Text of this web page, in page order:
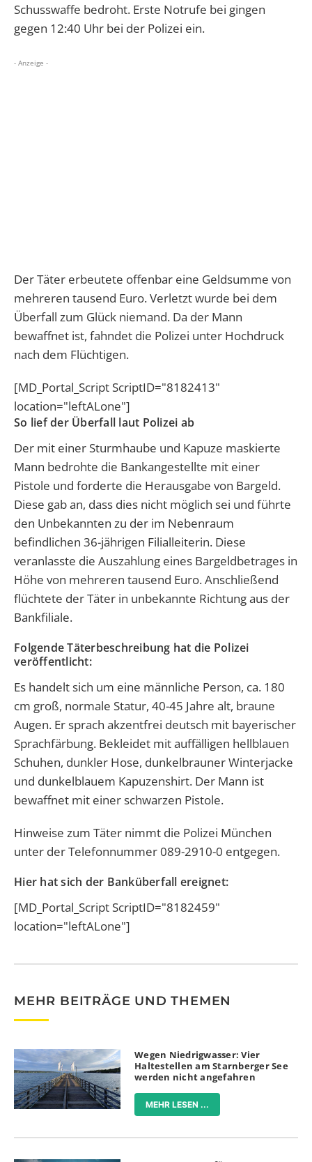
Schusswaffe bedroht. Erste Notrufe bei gingen
gegen 12:40 Uhr bei der Polizei ein.
- Anzeige -
Der Täter erbeutete offenbar eine Geldsumme von
mehreren tausend Euro. Verletzt wurde bei dem
Überfall zum Glück niemand. Da der Mann
bewaffnet ist, fahndet die Polizei unter Hochdruck
nach dem Flüchtigen.
[MD_Portal_Script ScriptID="8182413"
location="leftALone"]
So lief der Überfall laut Polizei ab
Der mit einer Sturmhaube und Kapuze maskierte
Mann bedrohte die Bankangestellte mit einer
Pistole und forderte die Herausgabe von Bargeld.
Diese gab an, dass dies nicht möglich sei und führte
den Unbekannten zu der im Nebenraum
befindlichen 36-jährigen Filialleiterin. Diese
veranlasste die Auszahlung eines Bargeldbetrages in
Höhe von mehreren tausend Euro. Anschließend
flüchtete der Täter in unbekannte Richtung aus der
Bankfiliale.
Folgende Täterbeschreibung hat die Polizei
veröffentlicht:
Es handelt sich um eine männliche Person, ca. 180
cm groß, normale Statur, 40-45 Jahre alt, braune
Augen. Er sprach akzentfrei deutsch mit bayerischer
Sprachfärbung. Bekleidet mit auffälligen hellblauen
Schuhen, dunkler Hose, dunkelbrauner Winterjacke
und dunkelblauem Kapuzenshirt. Der Mann ist
bewaffnet mit einer schwarzen Pistole.
Hinweise zum Täter nimmt die Polizei München
unter der Telefonnummer089-2910-0 entgegen.
Hier hat sich der Banküberfall ereignet:
[MD_Portal_Script ScriptID="8182459"
location="leftALone"]
MEHR BEITRÄGE UND THEMEN
Wegen Niedrigwasser: Vier
Haltestellen am Starnberger See
werden nicht angefahren
MEHR LESEN ...